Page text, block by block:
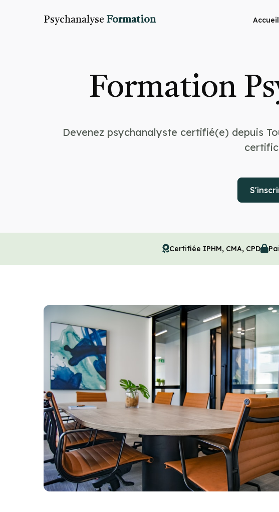
Psychanalyse Formation Accueil
Formation
Devenez psychanalyste certifié(e) depuis
Certifiée IPHM, CMA, CPD